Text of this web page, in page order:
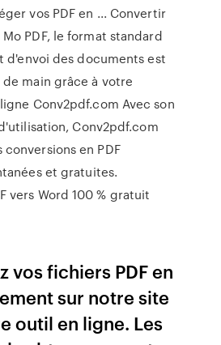
vos PDF en ... Convertir
Mo PDF, le format standard
d'envoi des documents est
main grâce à votre
Conv2pdf.com Avec son
Conv2pdf.com
en PDF
et gratuites.
vers Word 100 % gratuit
vos fichiers PDF en
sur notre site
outil en ligne. Les